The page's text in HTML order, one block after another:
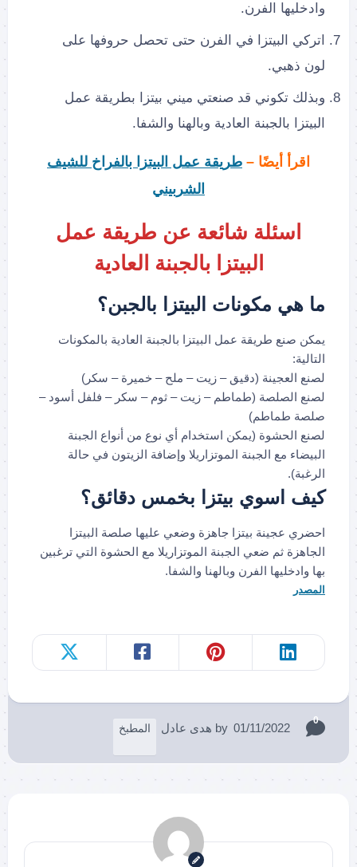
وادخليها الفرن.
اتركي البيتزا في الفرن حتى تحصل حروفها على
لون ذهبي.
وبذلك تكوني قد صنعتي ميني بيتزا بطريقة عمل
البيتزا بالجبنة العادية وبالهنا والشفا.
اقرأ أيضًا – طريقة عمل البيتزا بالفراخ للشيف
الشربيني
اسئلة شائعة عن طريقة عمل
البيتزا بالجبنة العادية
ما هي مكونات البيتزا بالجبن؟
يمكن صنع طريقة عمل البيتزا بالجبنة العادية بالمكونات
التالية:
لصنع العجينة (دقيق – زيت – ملح – خميرة – سكر)
لصنع الصلصة (طماطم – زيت – ثوم – سكر – فلفل أسود –
صلصة طماطم)
لصنع الحشوة (يمكن استخدام أي نوع من أنواع الجبنة
البيضاء مع الجبنة الموتزاريلا وإضافة الزيتون في حالة
الرغبة).
كيف اسوي بيتزا بخمس دقائق؟
احضري عجينة بيتزا جاهزة وضعي عليها صلصة البيتزا
الجاهزة ثم ضعي الجبنة الموتزاريلا مع الحشوة التي ترغبين
بها وادخليها الفرن وبالهنا والشفا.
المصدر
01/11/2022
by هدى عادل المطبخ
0